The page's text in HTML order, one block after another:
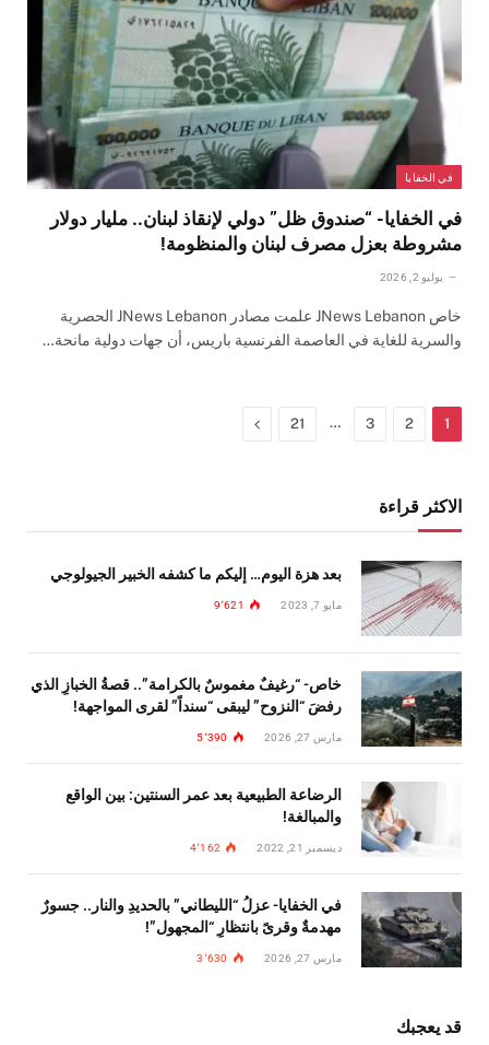
في الخفايا
في الخفايا- “صندوق ظل” دولي لإنقاذ لبنان.. مليار دولار
مشروطة بعزل مصرف لبنان والمنظومة!
يوليو 2, 2026
خاص JNews Lebanon علمت مصادر JNews Lebanon الحصرية
والسرية للغاية في العاصمة الفرنسية باريس، أن جهات دولية مانحة…
1
2
3
…
21 التالي
الاكثر قراءة
بعد هزة اليوم… إليكم ما كشفه الخبير الجيولوجي
مايو 7, 2023 9٬621
خاص- “رغيفٌ مغموسٌ بالكرامة”.. قصةُ الخبازِ الذي
رفضَ “النزوح” ليبقى “سنداً” لقرى المواجهة!
مارس 27, 2026 5٬390
الرضاعة الطبيعية بعد عمر السنتين: بين الواقع
والمبالغة!
ديسمبر 21, 2022 4٬162
في الخفايا- عزلُ “الليطاني” بالحديدِ والنار.. جسورٌ
مهدمةٌ وقرىً بانتظارِ “المجهول”!
مارس 27, 2026 3٬630
قد يعجبك